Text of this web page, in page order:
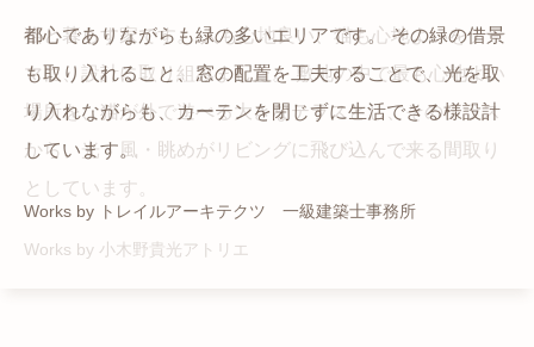
猫と暮らす家です。 人も心地良い、猫も心地よいをテー
マに、設計に取り組みました。 敷地の中で最も心地よい
場所を、猫が外で遊べる大きなテラスとし、そのテラス
から、光・風・眺めがリビングに飛び込んで来る間取り
としています。
Works by 小木野貴光アトリエ
都心でありながらも緑の多いエリアです。 その緑の借景
も取り入れること、窓の配置を工夫することで、光を取
り入れながらも、カーテンを閉じずに生活できる様設計
しています。
Works by トレイルアーキテクツ 一級建築士事務所
自然の中の岩山を切り開いて造った、ワイルドなゲスト
ハウスをイメージした空間が広がる都市型住宅です。
かつての機織り工場が、その趣を残しつつ孫世帯の住居
へと蘇りました。